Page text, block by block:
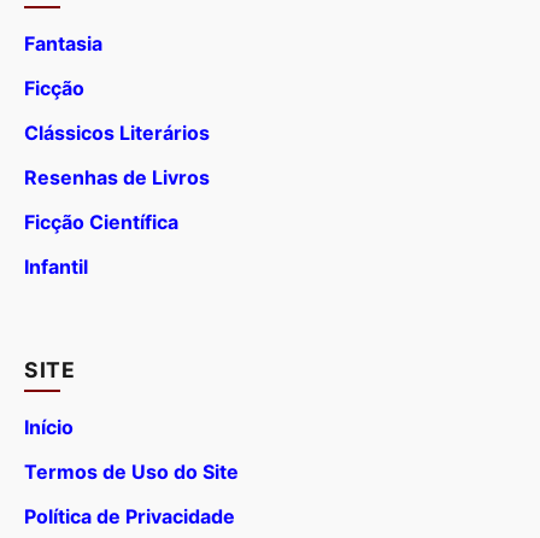
Fantasia
Ficção
Clássicos Literários
Resenhas de Livros
Ficção Científica
Infantil
SITE
Início
Termos de Uso do Site
Política de Privacidade